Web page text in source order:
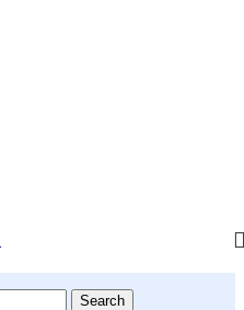
Search